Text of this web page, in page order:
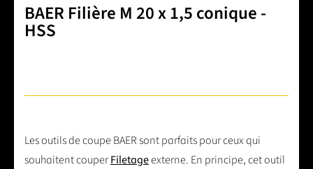
BAER Filière M 20 x 1,5 conique -
HSS
Les outils de coupe BAER sont parfaits pour ceux qui
souhaitent couperFiletageexterne. En principe, cet outil